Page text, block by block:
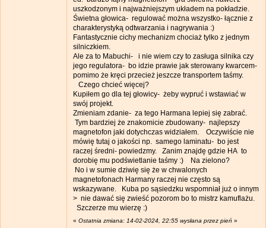
uszkodzonym i najważniejszym układem na pokładzie.
Świetna głowica- regulować można wszystko- łącznie z
charakterystyką odtwarzania i nagrywania :)
Fantastycznie cichy mechanizm chociaż tylko z jednym
silniczkiem.
Ale za to Mabuchi- i nie wiem czy to zasługa silnika czy
jego regulatora- bo idzie prawie jak sterowany kwarcem-
pomimo że kręci przecież jeszcze transportem taśmy.
Czego chcieć więcej?
Kupiłem go dla tej głowicy- żeby wypruć i wstawiać w
swój projekt.
Zmieniam zdanie- za tego Harmana lepiej się zabrać.
Tym bardziej że znakomicie zbudowany- najlepszy
magnetofon jaki dotychczas widziałem. Oczywiście nie
mówię tutaj o jakości np. samego laminatu- bo jest
raczej średni- powiedzmy. Zanim znajdę gdzie HA to
dorobię mu podświetlanie taśmy :) Na zielono?
No i w sumie dziwię się że w chwalonych
magnetofonach Harmany raczej nie często są
wskazywane. Kuba po sąsiedzku wspomniał już o innym
> nie dawać się zwieść pozorom bo to mistrz kamuflażu.
Szczerze mu wierzę :)
« Ostatnia zmiana: 14-02-2024, 22:55 wysłana przez pień »